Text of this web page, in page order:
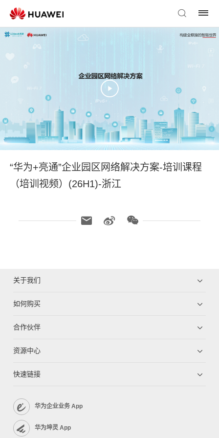
“华为+亮通”企业园区网络解决方案-培训课程
（培训视频）(26H1)-浙江
关于我们
如何购买
合作伙伴
资源中心
快速链接
华为企业业务 App
华为坤灵 App